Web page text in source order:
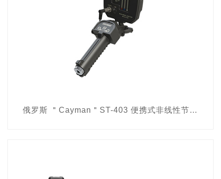
俄罗斯 ＂Cayman＂ST-403 便携式非线性节点探测器